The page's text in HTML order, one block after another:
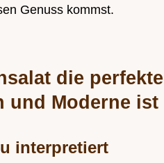
Genuss kommst.
die perfekte
und Moderne ist
interpretiert